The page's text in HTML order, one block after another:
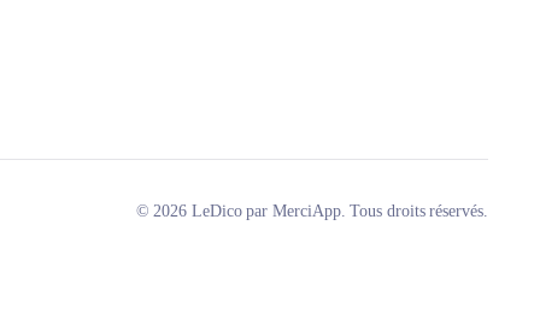
© 2026 LeDico par MerciApp. Tous droits réservés.